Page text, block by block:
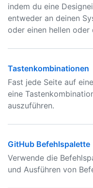
indem du eine
entweder an deinen
oder einen hellen
Tastenkombinationen
Fast jede Seite auf
eine
auszuführen.
GitHub Befehlspalette
Verwende die
und Ausführen von